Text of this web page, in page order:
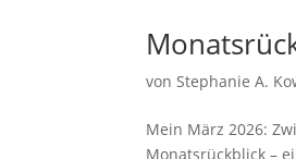
vonStephanie A.
Mein März 2026:
Monatsrückblick –